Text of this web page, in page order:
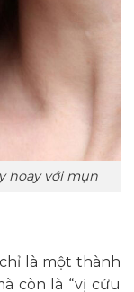
hoay với mụn
là một thành
còn là “vị cứu